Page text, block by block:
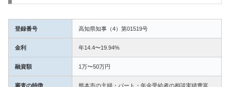
登録番号 高知県知事（4）第01519号
金利 年14.4〜19.94%
融資額 1万〜50万円
審査の特徴 熊本市の主婦・パート・年金受給者の相談実績豊富